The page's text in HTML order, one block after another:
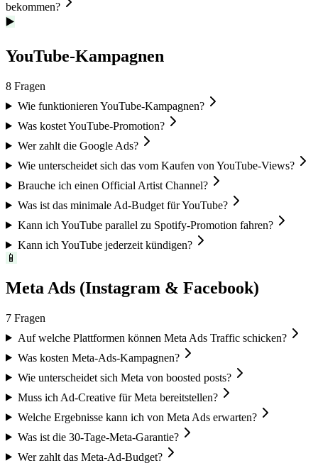
bekommen?
▶️
YouTube-Kampagnen
8 Fragen
Wie funktionieren YouTube-Kampagnen?
Was kostet YouTube-Promotion?
Wer zahlt die Google Ads?
Wie unterscheidet sich das vom Kaufen von YouTube-Views?
Brauche ich einen Official Artist Channel?
Was ist das minimale Ad-Budget für YouTube?
Kann ich YouTube parallel zu Spotify-Promotion fahren?
Kann ich YouTube jederzeit kündigen?
📱
Meta Ads (Instagram & Facebook)
7 Fragen
Auf welche Plattformen können Meta Ads Traffic schicken?
Was kosten Meta-Ads-Kampagnen?
Wie unterscheidet sich Meta von boosted posts?
Muss ich Ad-Creative für Meta bereitstellen?
Welche Ergebnisse kann ich von Meta Ads erwarten?
Was ist die 30-Tage-Meta-Garantie?
Wer zahlt das Meta-Ad-Budget?